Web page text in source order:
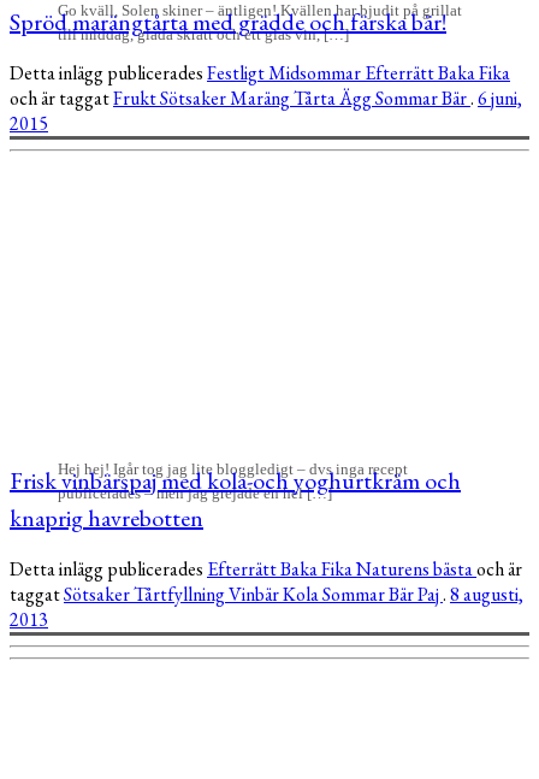
Go kväll, Solen skiner – äntligen! Kvällen har bjudit på grillat
till middag, glada skratt och ett glas vin, […]
Spröd marängtårta med grädde och färska bär!
Detta inlägg publiceradesFestligtMidsommarEfterrättBakaFika
och är taggatFruktSötsakerMarängTårtaÄggSommarBär.6 juni,
2015
Hej hej! Igår tog jag lite bloggledigt – dvs inga recept
publicerades – men jag grejade en hel […]
Frisk vinbärspaj med kola-och yoghurtkräm och
knaprig havrebotten
Detta inlägg publicerades EfterrättBakaFikaNaturens bästaoch är
taggatSötsakerTårtfyllningVinbärKolaSommarBärPaj.8 augusti,
2013